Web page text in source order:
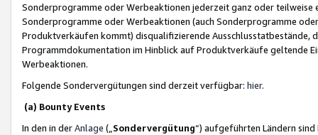
Sonderprogramme oder Werbeaktionen jederzeit ganz oder
Sonderprogramme oder Werbeaktionen (auch Sonderprogramme
Produktverkäufen kommt) disqualifizierende Ausschlusstatbestände,
Programmdokumentation im Hinblick auf Produktverkäufe geltende
Werbeaktionen.
Folgende Sondervergütungen sind derzeit verfügbar: hier.
(a) Bounty Events
In den in derAnlage („ Sondervergütung“) aufgeführten Ländern